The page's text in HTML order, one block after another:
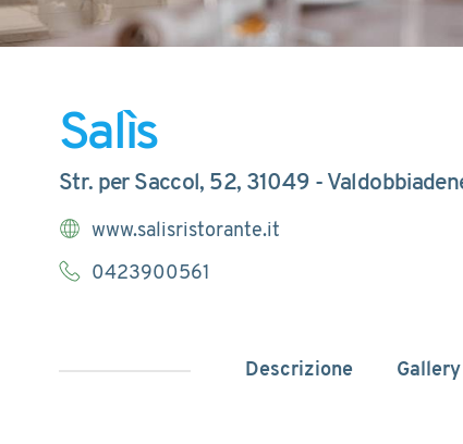
Salìs
Str. per Saccol, 52, 31049 -
www.salisristorante.it
0423900561
Descrizione Gallery